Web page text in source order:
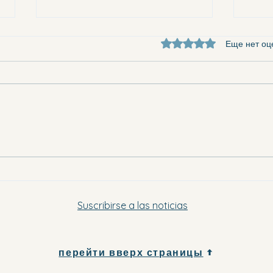
Оценка: 0 из 5 звезд.
Еще нет
Suscribirse a las noticias
перейти вверх страницы